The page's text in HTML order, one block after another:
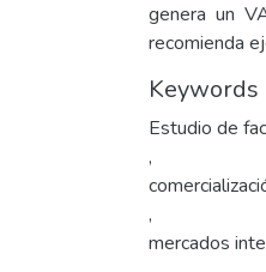
genera un
recomienda
Keywords
Estudio de
,
,
mercados